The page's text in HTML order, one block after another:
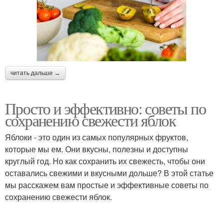
читать дальше →
Просто и эффективно: советы по
сохранению свежести яблок
Яблоки - это один из самых популярных фруктов,
которые мы ем. Они вкусны, полезны и доступны
круглый год. Но как сохранить их свежесть, чтобы они
оставались свежими и вкусными дольше? В этой статье
мы расскажем вам простые и эффективные советы по
сохранению свежести яблок.